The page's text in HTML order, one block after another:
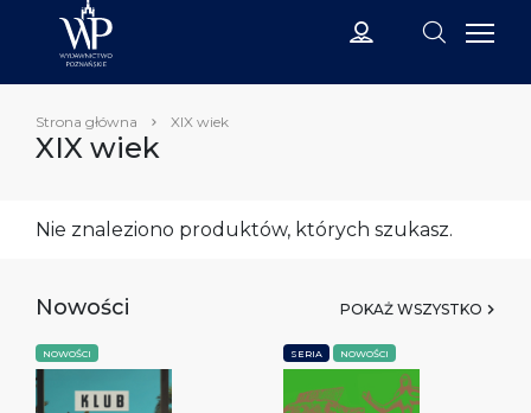
Strona główna XIX wiek
XIX wiek
Nie znaleziono produktów, których szukasz.
Nowości POKAŻ WSZYSTKO
NOWOŚCI SERIA NOWOŚCI